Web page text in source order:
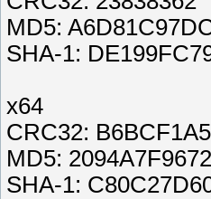
MD5:
SHA-1:
x64
CRC32: B6BCF1A5
MD5:
SHA-1: